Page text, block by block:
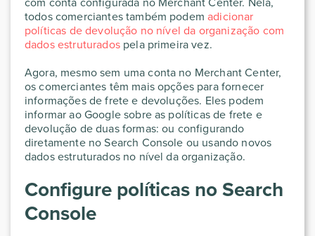
todos comerciantes também podemadicionar
políticas de devolução no nível da organização com
dados estruturadospela primeira vez.
Agora, mesmo sem uma conta no Merchant Center,
os comerciantes têm mais opções para fornecer
informações de frete e devoluções. Eles podem
informar ao Google sobre as políticas de frete e
devolução de duas formas: ou configurando
diretamente no Search Console ou usando novos
dados estruturados no nível da organização.
Configure políticas no Search
Console